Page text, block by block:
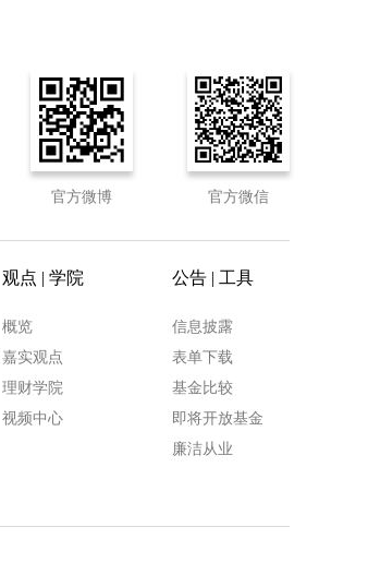
官方微博 官方微信
观点 | 学院
概览
嘉实观点
理财学院
视频中心
公告 | 工具
信息披露
表单下载
基金比较
即将开放基金
廉洁从业